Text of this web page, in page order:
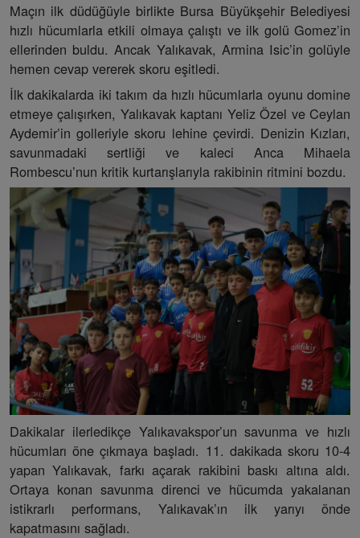
Maçın ilk düdüğüyle birlikte Bursa Büyükşehir Belediyesi
hızlı hücumlarla etkili olmaya çalıştı ve ilk golü Gomez’in
ellerinden buldu. Ancak Yalıkavak, Armina Isic’in golüyle
hemen cevap vererek skoru eşitledi.
İlk dakikalarda iki takım da hızlı hücumlarla oyunu domine
etmeye çalışırken, Yalıkavak kaptanı Yeliz Özel ve Ceylan
Aydemir’in golleriyle skoru lehine çevirdi. Denizin Kızları,
savunmadaki sertliği ve kaleci Anca Mihaela
Rombescu’nun kritik kurtarışlarıyla rakibinin ritmini bozdu.
Dakikalar ilerledikçe Yalıkavakspor’un savunma ve hızlı
hücumları öne çıkmaya başladı. 11. dakikada skoru 10-4
yapan Yalıkavak, farkı açarak rakibini baskı altına aldı.
Ortaya konan savunma direnci ve hücumda yakalanan
istikrarlı performans, Yalıkavak’ın ilk yarıyı önde
kapatmasını sağladı.